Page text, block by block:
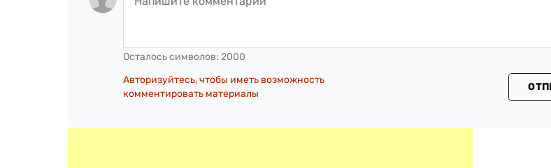
Осталось символов: 2000
Авторизуйтесь, чтобы иметь возможность
комментировать материалы